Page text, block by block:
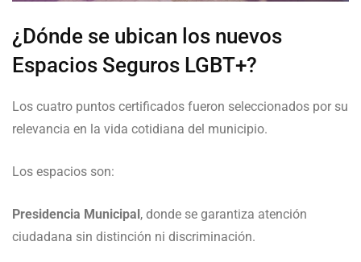
¿Dónde se ubican los nuevos
Espacios Seguros LGBT+?
Los cuatro puntos certificados fueron seleccionados por su
relevancia en la vida cotidiana del municipio.
Los espacios son:
Presidencia Municipal , donde se garantiza atención
ciudadana sin distinción ni discriminación.